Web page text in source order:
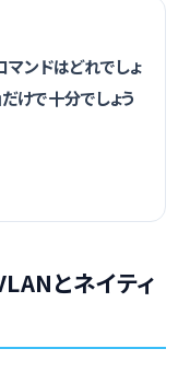
ンドはどれでしょ
けで十分でしょう
とネイティ